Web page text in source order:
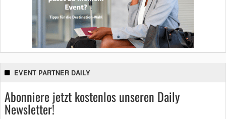
EVENT PARTNER DAILY
Abonniere jetzt kostenlos unseren Daily
Newsletter!